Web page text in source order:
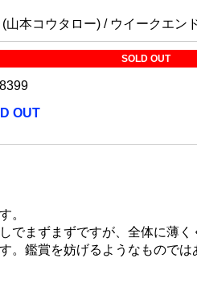
SOLD OUT
OUT
。
でまずまずですが、全体に薄
鑑賞を妨げるようなもので